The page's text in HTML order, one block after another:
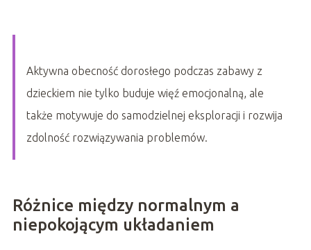
Aktywna obecność dorosłego podczas zabawy z
dzieckiem nie tylko buduje więź emocjonalną, ale
także motywuje do samodzielnej eksploracji i rozwija
zdolność rozwiązywania problemów.
Różnice między normalnym a
niepokojącym układaniem